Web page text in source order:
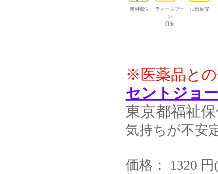
使用部位
ティースプー
ン
目安
抽出目安
※医薬品と
セントジョ
東京都福祉
気持ちが不安
価格： 1320